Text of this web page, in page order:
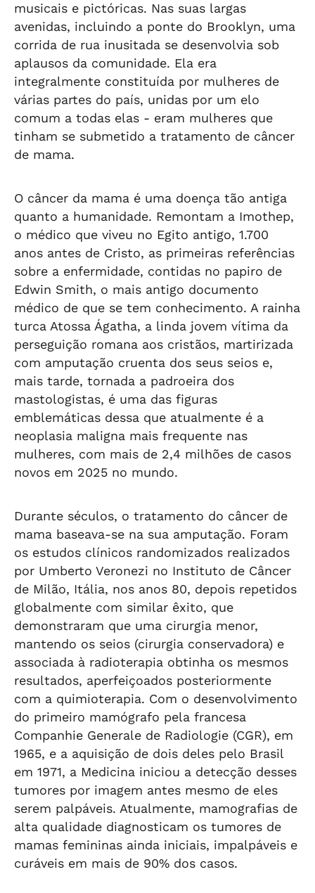
musicais e pictóricas. Nas suas largas
avenidas, incluindo a ponte do Brooklyn, uma
corrida de rua inusitada se desenvolvia sob
aplausos da comunidade. Ela era
integralmente constituída por mulheres de
várias partes do país, unidas por um elo
comum a todas elas - eram mulheres que
tinham se submetido a tratamento de câncer
de mama.
O câncer da mama é uma doença tão antiga
quanto a humanidade. Remontam a Imothep,
o médico que viveu no Egito antigo, 1.700
anos antes de Cristo, as primeiras referências
sobre a enfermidade, contidas no papiro de
Edwin Smith, o mais antigo documento
médico de que se tem conhecimento. A rainha
turca Atossa Ágatha, a linda jovem vítima da
perseguição romana aos cristãos, martirizada
com amputação cruenta dos seus seios e,
mais tarde, tornada a padroeira dos
mastologistas, é uma das figuras
emblemáticas dessa que atualmente é a
neoplasia maligna mais frequente nas
mulheres, com mais de 2,4 milhões de casos
novos em 2025 no mundo.
Durante séculos, o tratamento do câncer de
mama baseava-se na sua amputação. Foram
os estudos clínicos randomizados realizados
por Umberto Veronezi no Instituto de Câncer
de Milão, Itália, nos anos 80, depois repetidos
globalmente com similar êxito, que
demonstraram que uma cirurgia menor,
mantendo os seios (cirurgia conservadora) e
associada à radioterapia obtinha os mesmos
resultados, aperfeiçoados posteriormente
com a quimioterapia. Com o desenvolvimento
do primeiro mamógrafo pela francesa
Companhie Generale de Radiologie (CGR), em
1965, e a aquisição de dois deles pelo Brasil
em 1971, a Medicina iniciou a detecção desses
tumores por imagem antes mesmo de eles
serem palpáveis. Atualmente, mamografias de
alta qualidade diagnosticam os tumores de
mamas femininas ainda iniciais, impalpáveis e
curáveis em mais de 90% dos casos.